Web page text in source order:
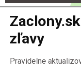
zľavy
Pravidelne